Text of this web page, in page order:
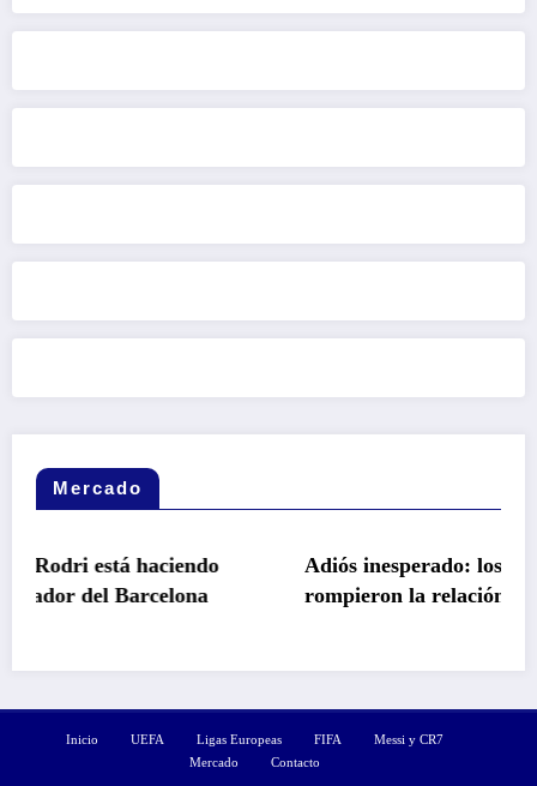
Mercado
Adiós inesperado: los motivos de fondo
rompieron la relación entre el Barça y
Inicio UEFA Ligas Europeas FIFA
Messi y CR7
Mercado
Contacto